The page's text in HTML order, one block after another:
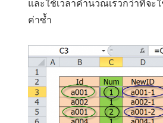
และใช้เวลาคำนวณเร็วกว่าที่จะ
ค่าซ้ำ